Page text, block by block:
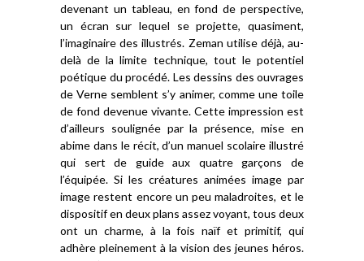
devenant un tableau, en fond de perspective,
un écran sur lequel se projette, quasiment,
l’imaginaire des illustrés. Zeman utilise déjà, au-
delà de la limite technique, tout le potentiel
poétique du procédé. Les dessins des ouvrages
de Verne semblent s’y animer, comme une toile
de fond devenue vivante. Cette impression est
d’ailleurs soulignée par la présence, mise en
abime dans le récit, d’un manuel scolaire illustré
qui sert de guide aux quatre garçons de
l’équipée. Si les créatures animées image par
image restent encore un peu maladroites, et le
dispositif en deux plans assez voyant, tous deux
ont un charme, à la fois naïf et primitif, qui
adhère pleinement à la vision des jeunes héros.